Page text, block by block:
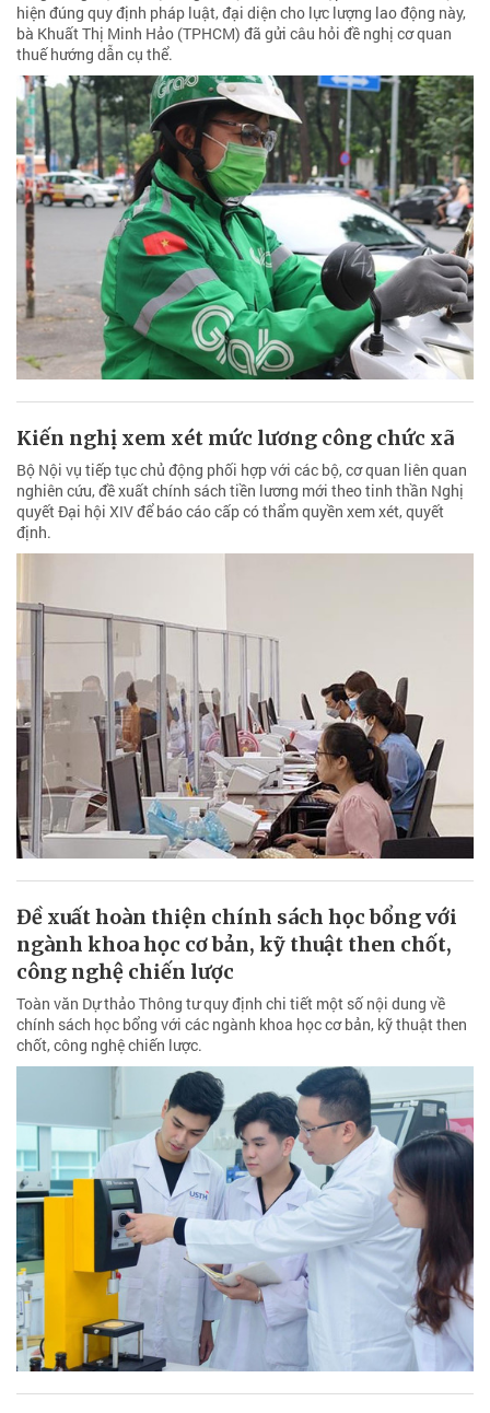
hiện đúng quy định pháp luật, đại diện cho lực lượng lao động này,
bà Khuất Thị Minh Hảo (TPHCM) đã gửi câu hỏi đề nghị cơ quan
thuế hướng dẫn cụ thể.
Kiến nghị xem xét mức lương công chức xã
Bộ Nội vụ tiếp tục chủ động phối hợp với các bộ, cơ quan liên quan
nghiên cứu, đề xuất chính sách tiền lương mới theo tinh thần Nghị
quyết Đại hội XIV để báo cáo cấp có thẩm quyền xem xét, quyết
định.
Đề xuất hoàn thiện chính sách học bổng với
ngành khoa học cơ bản, kỹ thuật then chốt,
công nghệ chiến lược
Toàn văn Dự thảo Thông tư quy định chi tiết một số nội dung về
chính sách học bổng với các ngành khoa học cơ bản, kỹ thuật then
chốt, công nghệ chiến lược.